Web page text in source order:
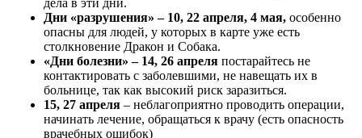
дела в эти дни.
Дни «разрушения» – 10, 22 апреля, 4 мая, особенно
опасны для людей, у которых в карте уже есть
столкновение Дракон и Собака.
«Дни болезни» – 14, 26 апреля постарайтесь не
контактировать с заболевшими, не навещать их в
больнице, так как высокий риск заразиться.
15, 27 апреля – неблагоприятно проводить операции,
начинать лечение, обращаться к врачу (есть опасность
врачебных ошибок)